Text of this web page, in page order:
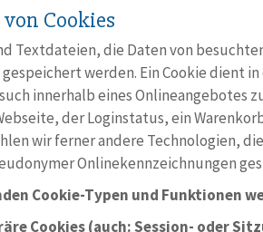
Cookies
Textdateien, die Daten von
werden. Ein Cookie dient
innerhalb eines Onlineangebotes
der Loginstatus, ein
wir ferner andere Technologien,
Onlinekennzeichnungen
Cookie-Typen und Funktionen
Cookies (auch: Session- oder